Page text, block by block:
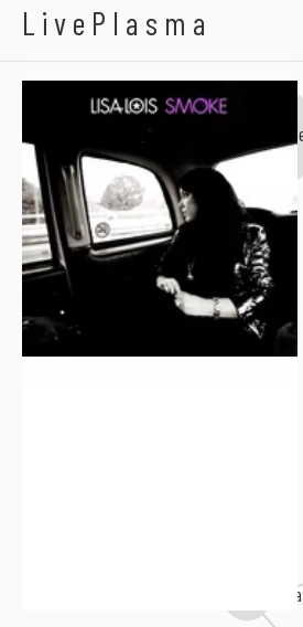
LivePlasma
Mevrouw Tamara
Room
Lisa Lois